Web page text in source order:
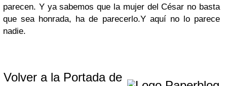
parecen. Y ya sabemos que la mujer del César no basta
que sea honrada, ha de parecerlo.Y aquí no lo parece
nadie.
Volver a la Portada de